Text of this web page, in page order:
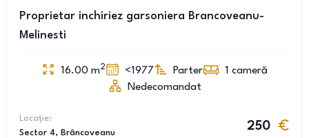
Proprietar inchiriez garsoniera Brancoveanu-
Melinesti
16.00 m2 <1977 Parter 1 cameră
Nedecomandat
Locație:
Sector 4, Brâncoveanu
250